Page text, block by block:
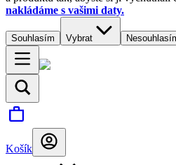
nakládáme s vašimi daty.
Souhlasím Vybrat
Košík